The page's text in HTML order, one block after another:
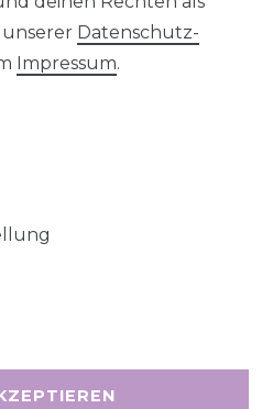
Daten­schutz­
Impressum.